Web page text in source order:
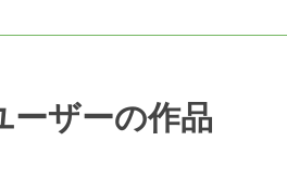
ーザーの作品